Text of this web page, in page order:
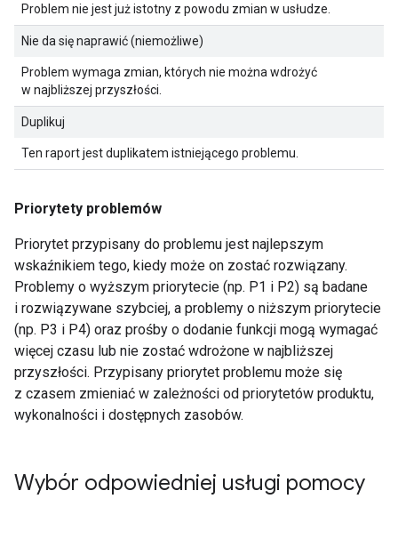
Problem nie jest już istotny z powodu zmian w usłudze.
Nie da się naprawić (niemożliwe)
Problem wymaga zmian, których nie można wdrożyć
w najbliższej przyszłości.
Duplikuj
Ten raport jest duplikatem istniejącego problemu.
Priorytety problemów
Priorytet przypisany do problemu jest najlepszym
wskaźnikiem tego, kiedy może on zostać rozwiązany.
Problemy o wyższym priorytecie (np. P1 i P2) są badane
i rozwiązywane szybciej, a problemy o niższym priorytecie
(np. P3 i P4) oraz prośby o dodanie funkcji mogą wymagać
więcej czasu lub nie zostać wdrożone w najbliższej
przyszłości. Przypisany priorytet problemu może się
z czasem zmieniać w zależności od priorytetów produktu,
wykonalności i dostępnych zasobów.
Wybór odpowiedniej usługi pomocy